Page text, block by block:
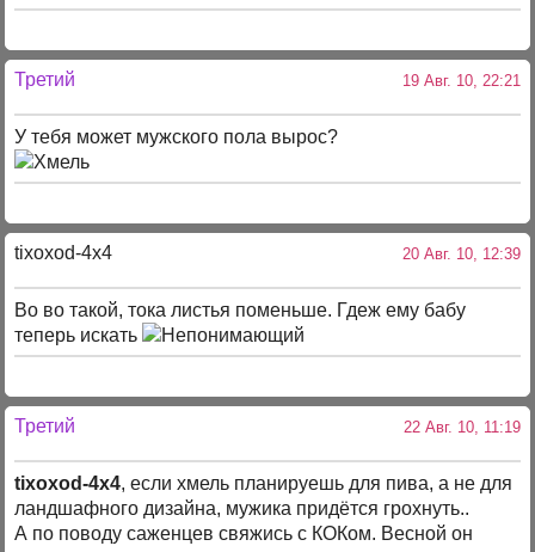
Третий 19 Авг. 10, 22:21
У тебя может мужского пола вырос?
tixoxod-4x4 20 Авг. 10, 12:39
Во во такой, тока листья поменьше. Гдеж ему бабу
теперь искать
Третий 22 Авг. 10, 11:19
tixoxod-4x4, если хмель планируешь для пива, а не для
ландшафного дизайна, мужика придётся грохнуть..
А по поводу саженцев свяжись с КОКом. Весной он